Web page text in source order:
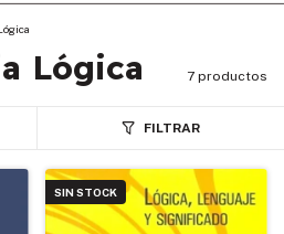
Lógica 7 productos
FILTRAR
SIN STOCK